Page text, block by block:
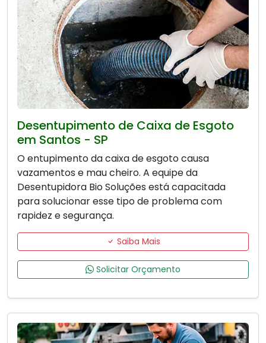
Desentupimento de Caixa de Esgoto
em Santos - SP
O entupimento da caixa de esgoto causa
vazamentos e mau cheiro. A equipe da
Desentupidora Bio Soluções está capacitada
para solucionar esse tipo de problema com
rapidez e segurança.
Saiba Mais
Solicitar Orçamento